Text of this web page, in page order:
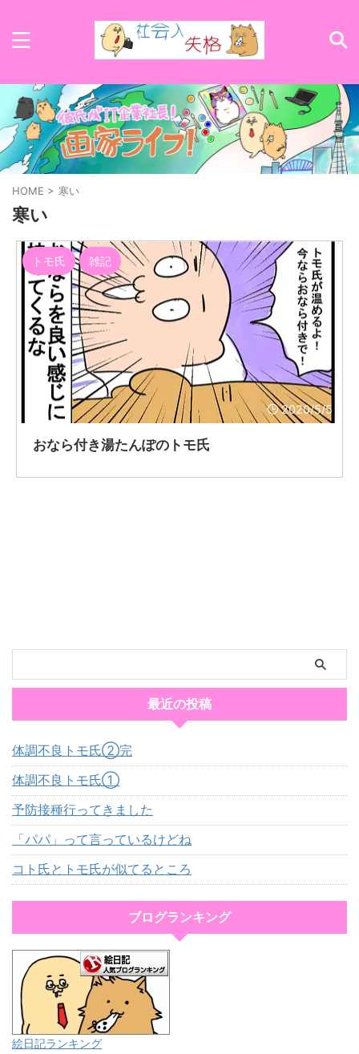
HOME > 寒い
寒い
2020/5/5
トモ氏 雑記
おなら付き湯たんぽのトモ氏
最近の投稿
体調不良トモ氏②完
体調不良トモ氏①
予防接種行ってきました
「パパ」って言っているけどね
コト氏とトモ氏が似てるところ
ブログランキング
絵日記ランキング